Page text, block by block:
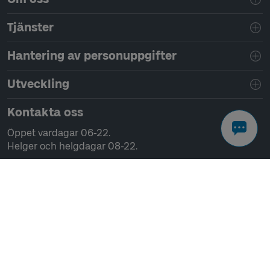
Tjänster
Hantering av personuppgifter
Utveckling
Kontakta oss
Öppet vardagar 06-22.
Helger och helgdagar 08-22.